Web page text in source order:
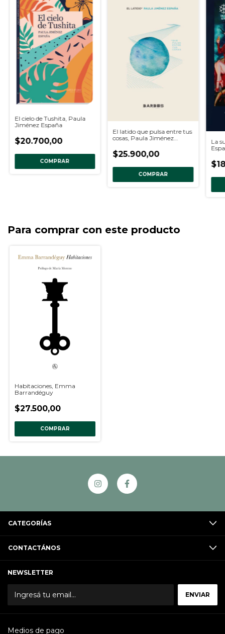
El cielo de Tushita, Paula
Jiménez España
$20.700,00
COMPRAR
El latido que pulsa entre tus
cosas, Paula Jiménez
$25.900,00
COMPRAR
La
Para comprar con este producto
Habitaciones, Emma
Barrandéguy
$27.500,00
COMPRAR
CATEGORÍAS
CONTACTÁNOS
NEWSLETTER
Medios de pago